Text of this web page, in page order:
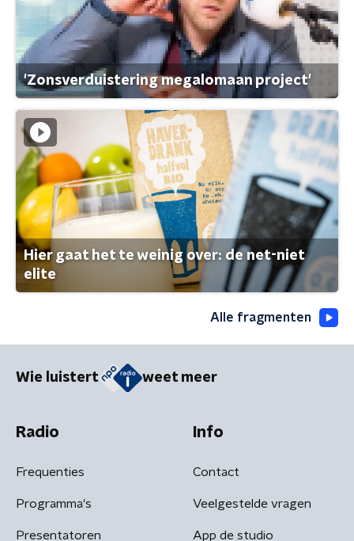
'Zonsverduistering megalomaan project'
Hier gaat het te weinig over: de net-niet
elite
Alle fragmenten
Wie luistert weet meer
Radio
Frequenties
Programma's
Presentatoren
Info
Contact
Veelgestelde vragen
App de studio